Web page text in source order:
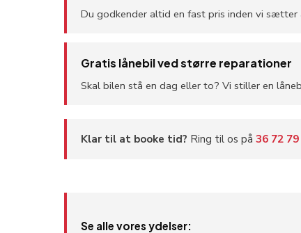
Du godkender altid en fast pris inden vi sætter
Gratis lånebil ved større reparationer
Skal bilen stå en dag eller to? Vi stiller en
Klar til at booke tid? Ring til os på 36 72
Se alle vores ydelser: